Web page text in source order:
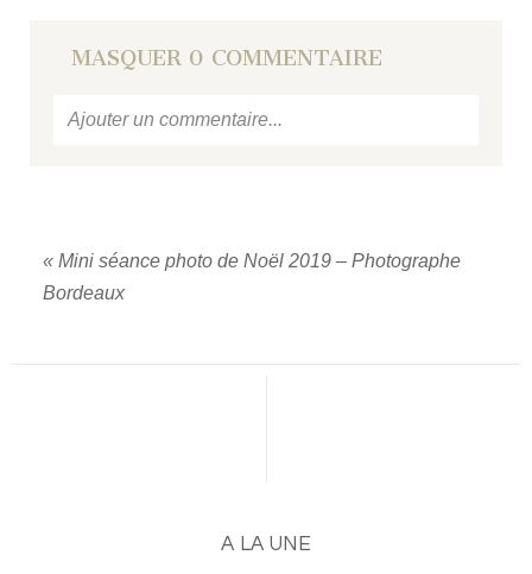
MASQUER 0 COMMENTAIRE
Ajouter un commentaire...
« Mini séance photo de Noël 2019 – Photographe
Bordeaux
A LA UNE